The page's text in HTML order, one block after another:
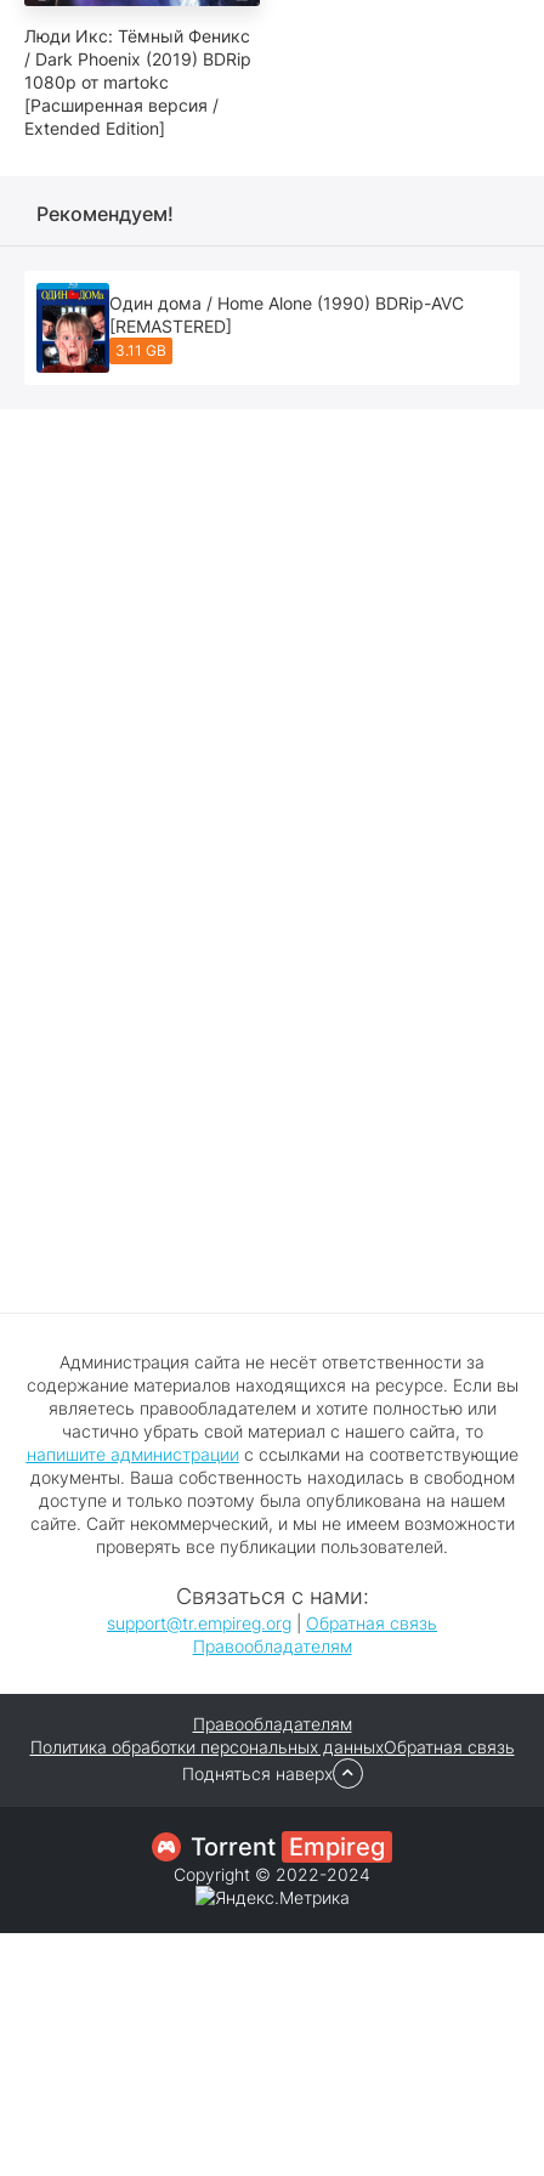
Люди Икс: Тёмный Феникс
/ Dark Phoenix (2019) BDRip
1080p от martokc
[Расширенная версия /
Extended Edition]
Рекомендуем!
Один дома / Home Alone (1990) BDRip-AVC
[REMASTERED]
3.11 GB
Администрация сайта не несёт ответственности за
содержание материалов находящихся на ресурсе. Если вы
являетесь правообладателем и хотите полностью или
частично убрать свой материал с нашего сайта, то
напишите администрациис ссылками на соответствующие
документы. Ваша собственность находилась в свободном
доступе и только поэтому была опубликована на нашем
сайте. Сайт некоммерческий, и мы не имеем возможности
проверять все публикации пользователей.
Связаться с нами:
support@tr.empireg.org
Обратная связь
Правообладателям
Правообладателям
Политика обработки персональных данныхОбратная связь
Подняться наверх
Torrent Empireg
Copyright © 2022-2024